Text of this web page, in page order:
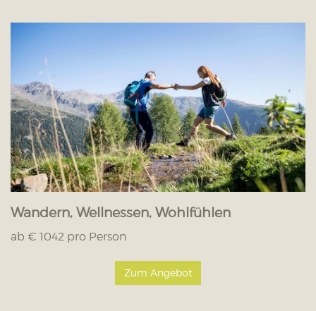
Wandern, Wellnessen, Wohlfühlen
ab € 1042 pro Person
Zum Angebot